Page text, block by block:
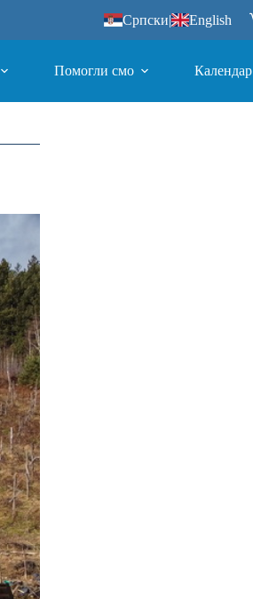
Српски| English
Помогли смо Календар